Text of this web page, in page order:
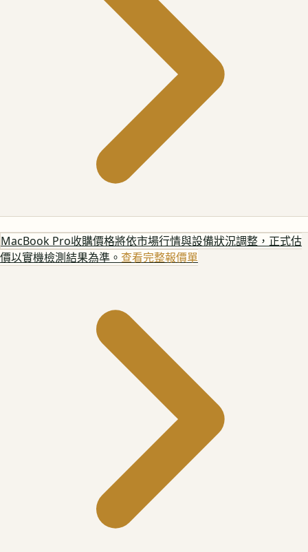
MacBook Pro收購價格將依市場行情與設備狀況調整，正式估
價以實機檢測結果為準。 查看完整報價單